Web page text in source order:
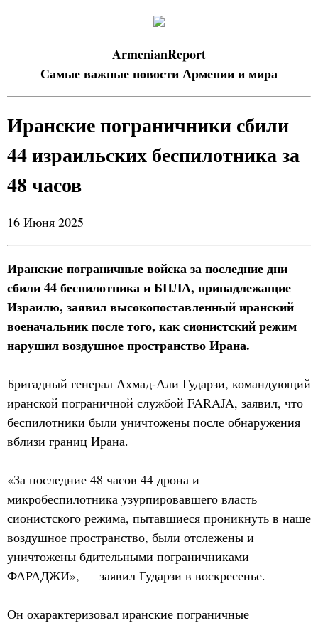
ArmenianReport
Самые важные новости Армении и мира
Иранские пограничники сбили
44 израильских беспилотника за
48 часов
16 Июня 2025
Иранские пограничные войска за последние дни
сбили 44 беспилотника и БПЛА, принадлежащие
Израилю, заявил высокопоставленный иранский
военачальник после того, как сионистский режим
нарушил воздушное пространство Ирана.
Бригадный генерал Ахмад-Али Гударзи, командующий
иранской пограничной службой FARAJA, заявил, что
беспилотники были уничтожены после обнаружения
вблизи границ Ирана.
«За последние 48 часов 44 дрона и
микробеспилотника узурпировавшего власть
сионистского режима, пытавшиеся проникнуть в наше
воздушное пространство, были отслежены и
уничтожены бдительными пограничниками
ФАРАДЖИ», — заявил Гударзи в воскресенье.
Он охарактеризовал иранские пограничные